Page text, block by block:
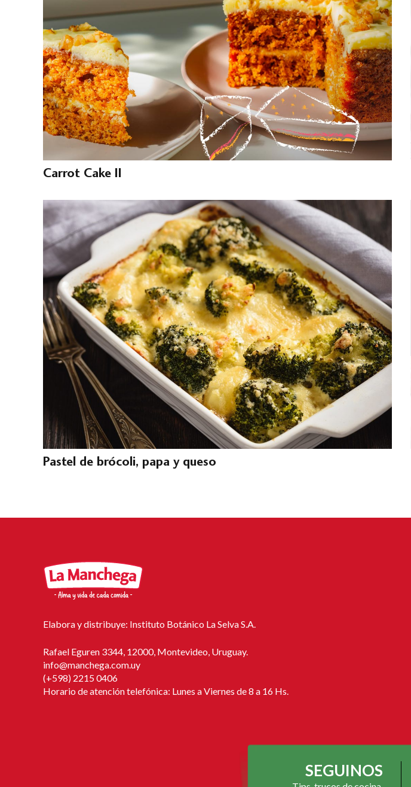
Carrot Cake II
Pastel de brócoli, papa y queso
Elabora y distribuye: Instituto Botánico La Selva S.A.
Rafael Eguren 3344, 12000, Montevideo, Uruguay.
info@manchega.com.uy
(+598) 2215 0406
Horario de atención telefónica: Lunes a Viernes de 8 a 16 Hs.
SEGUINOS